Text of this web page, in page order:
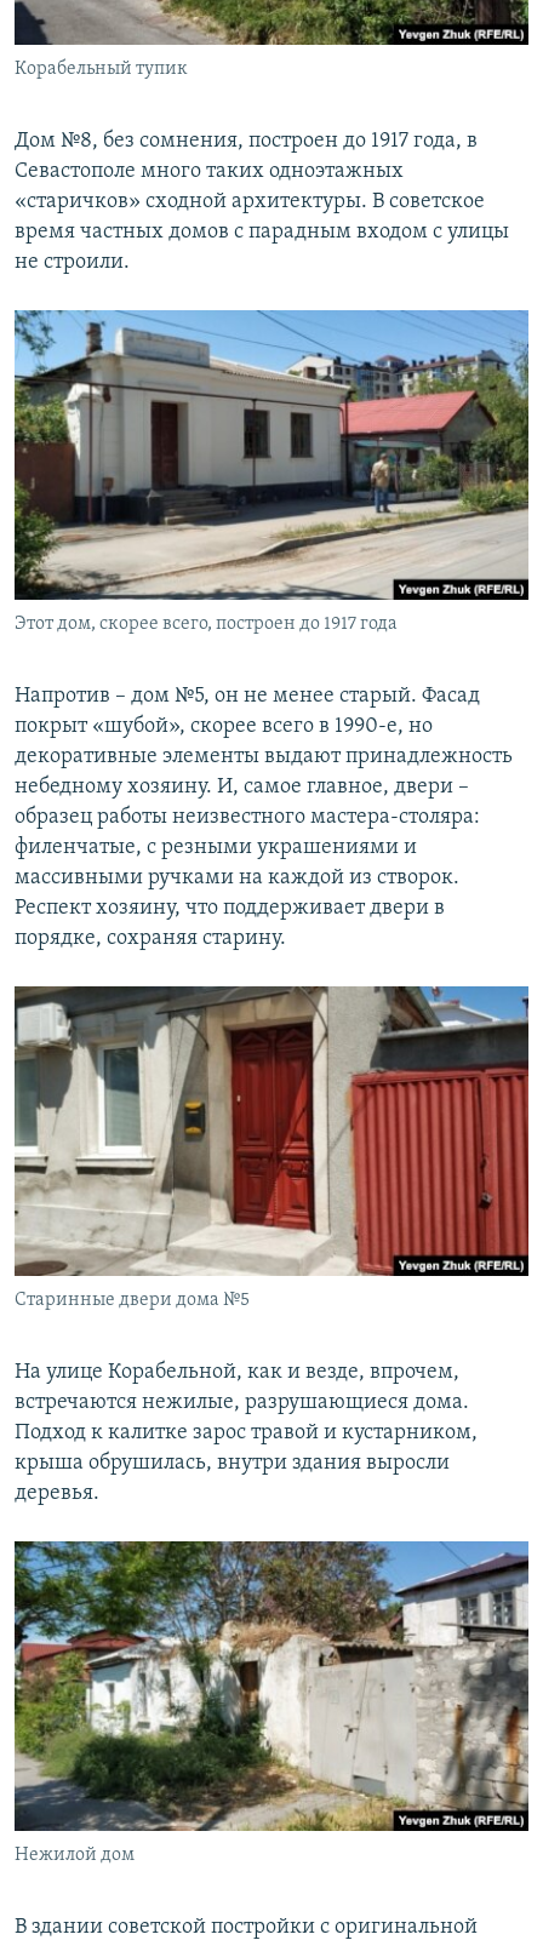
Корабельный тупик
Дом №8, без сомнения, построен до 1917 года, в
Севастополе много таких одноэтажных
«старичков» сходной архитектуры. В советское
время частных домов с парадным входом с улицы
не строили.
Этот дом, скорее всего, построен до 1917 года
Напротив – дом №5, он не менее старый. Фасад
покрыт «шубой», скорее всего в 1990-е, но
декоративные элементы выдают принадлежность
небедному хозяину. И, самое главное, двери –
образец работы неизвестного мастера-столяра:
филенчатые, с резными украшениями и
массивными ручками на каждой из створок.
Респект хозяину, что поддерживает двери в
порядке, сохраняя старину.
Старинные двери дома №5
На улице Корабельной, как и везде, впрочем,
встречаются нежилые, разрушающиеся дома.
Подход к калитке зарос травой и кустарником,
крыша обрушилась, внутри здания выросли
деревья.
Нежилой дом
В здании советской постройки с оригинальной